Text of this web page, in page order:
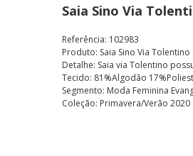
Saia Sino Via
Referência: 102983
Produto: Saia Sino Via Tolentino
Detalhe: Saia via Tolentino
Tecido: 81%Algodão
Segmento: Moda Feminina
Coleção: Primavera/Verão 2020